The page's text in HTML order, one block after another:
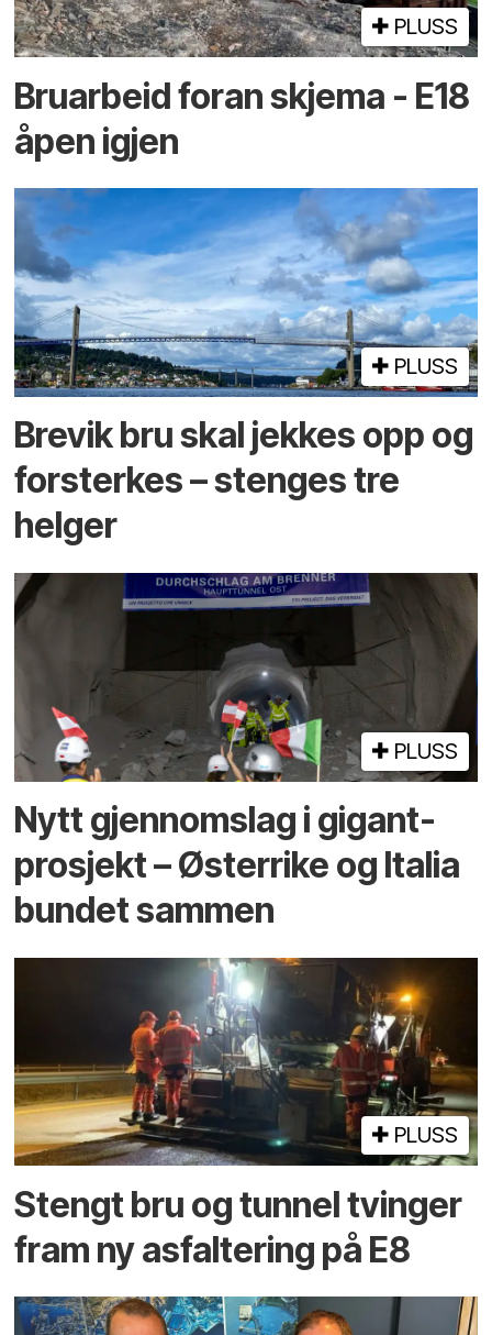
PLUSS
Bruarbeid foran skjema - E18
åpen igjen
PLUSS
Brevik bru skal jekkes opp og
forsterkes – stenges tre
helger
PLUSS
Nytt gjennomslag i gigant­
prosjekt – Østerrike og Italia
bundet sammen
PLUSS
Stengt bru og tunnel tvinger
fram ny asfaltering på E8